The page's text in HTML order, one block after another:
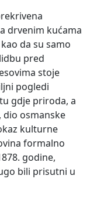
drvenim kućama
da su samo
pred
stoje
pogledi
gdje priroda, a
dio osmanske
kulturne
formalno
godine,
bili prisutni u